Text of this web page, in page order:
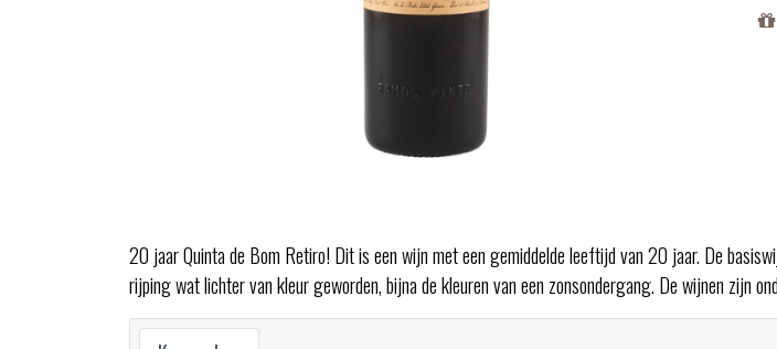
20 jaar Quinta de Bom Retiro! Dit is een wijn met een gemiddelde leeftijd van 20 jaar. De
rijping wat lichter van kleur geworden, bijna de kleuren van een zonsondergang. De wijnen zijn